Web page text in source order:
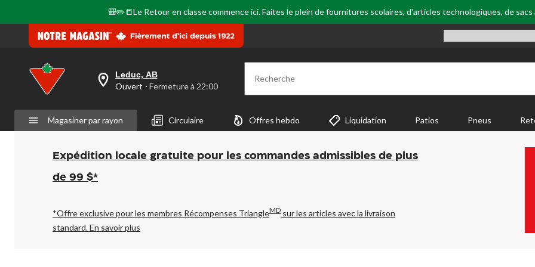
🎒✏️📒Le Retour en classe commence ici. Faites le plein de fournitures scolaires, d'articles technologiques, de
votre
est
Leduc,
AB,
Ouvert,
Fermeture
à
pour
changer
Leduc, AB
Ouvert ⋅ Fermeture à 22:00 Recherche
Magasiner par rayon Circulaire Offres hebdo Liquidation Patios Pneus
Expédition locale gratuite pour les commandes admissibles de plus
de 99 $*
*Offre exclusive pour les membres Récompenses TriangleMD sur les articles avec la livraison
standard.En savoir plus